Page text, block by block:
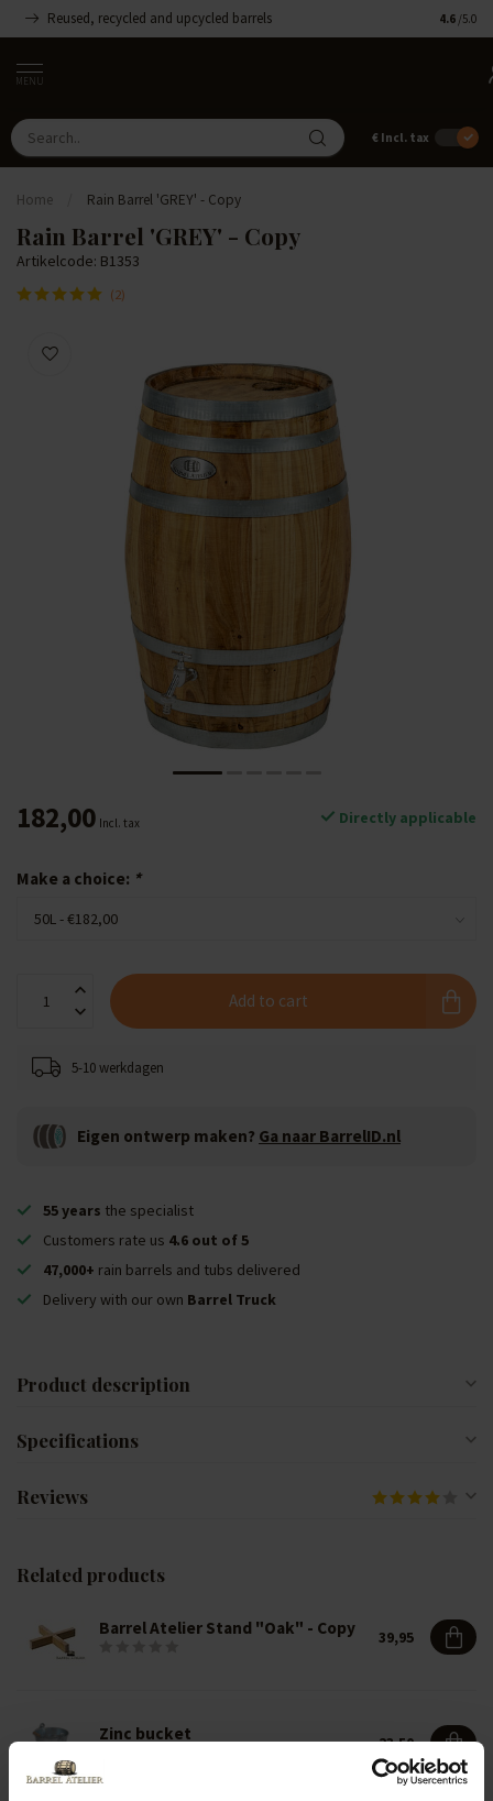
Reused, recycled and upcycled barrels 4.6 /5.0
MENU
€ Incl. tax
Home Rain Barrel 'GREY' - Copy
Rain Barrel 'GREY' - Copy
Artikelcode: B1353
(2)
182,00 Incl. tax Directly applicable
Make a choice: *
Add to cart
5-10 werkdagen
Eigen ontwerp maken? Ga naar BarrelID.nl
55 years the specialist
Customers rate us 4.6 out of 5
47,000+ rain barrels and tubs delivered
Delivery with our own Barrel Truck
Product description
Specifications
Reviews
Related products
Barrel Atelier Stand "Oak" - Copy 39,95
Zinc bucket 23,50